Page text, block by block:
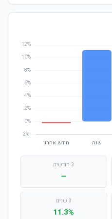
3 חודשים
—
3 שנים
11.3%